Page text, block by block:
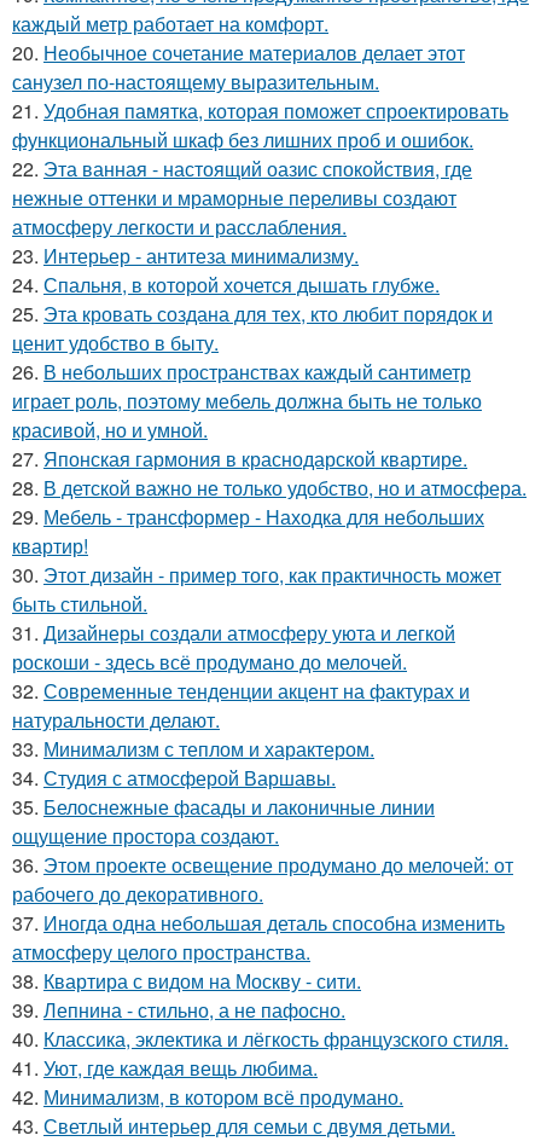
каждый метр работает на комфорт.
20. Необычное сочетание материалов делает этот
санузел по-настоящему выразительным.
21. Удобная памятка, которая поможет спроектировать
функциональный шкаф без лишних проб и ошибок.
22. Эта ванная - настоящий оазис спокойствия, где
нежные оттенки и мраморные переливы создают
атмосферу легкости и расслабления.
23. Интерьер - антитеза минимализму.
24. Спальня, в которой хочется дышать глубже.
25. Эта кровать создана для тех, кто любит порядок и
ценит удобство в быту.
26. В небольших пространствах каждый сантиметр
играет роль, поэтому мебель должна быть не только
красивой, но и умной.
27. Японская гармония в краснодарской квартире.
28. В детской важно не только удобство, но и атмосфера.
29. Мебель - трансформер - Находка для небольших
квартир!
30. Этот дизайн - пример того, как практичность может
быть стильной.
31. Дизайнеры создали атмосферу уюта и легкой
роскоши - здесь всё продумано до мелочей.
32. Современные тенденции акцент на фактурах и
натуральности делают.
33. Минимализм с теплом и характером.
34. Студия с атмосферой Варшавы.
35. Белоснежные фасады и лаконичные линии
ощущение простора создают.
36. Этом проекте освещение продумано до мелочей: от
рабочего до декоративного.
37. Иногда одна небольшая деталь способна изменить
атмосферу целого пространства.
38. Квартира с видом на Москву - сити.
39. Лепнина - стильно, а не пафосно.
40. Классика, эклектика и лёгкость французского стиля.
41. Уют, где каждая вещь любима.
42. Минимализм, в котором всё продумано.
43. Светлый интерьер для семьи с двумя детьми.